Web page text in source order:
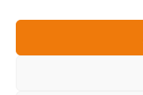
© 2026 Stellentreff AG